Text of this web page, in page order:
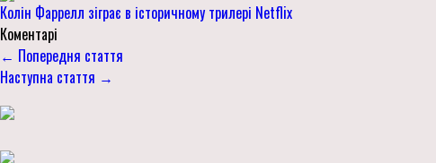
Колін Фаррелл зіграє в історичному трилері Netflix
Коментарі
← Попередня стаття
Наступна стаття →